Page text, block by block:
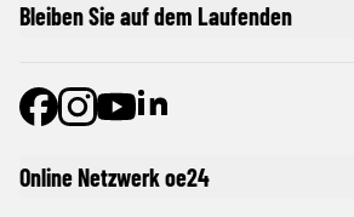
Online Netzwerk oe24
Bleiben Sie auf dem Laufenden